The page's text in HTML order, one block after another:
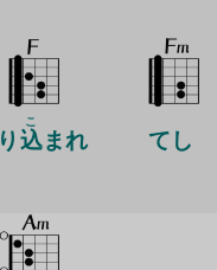
り 込
こ
まれ てし